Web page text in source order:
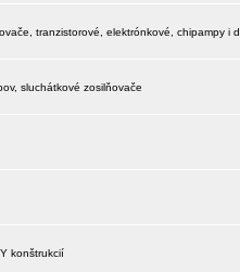
tranzistorové, elektrónkové, chipampy i
sluchátkové zosilňovače
konštrukcií